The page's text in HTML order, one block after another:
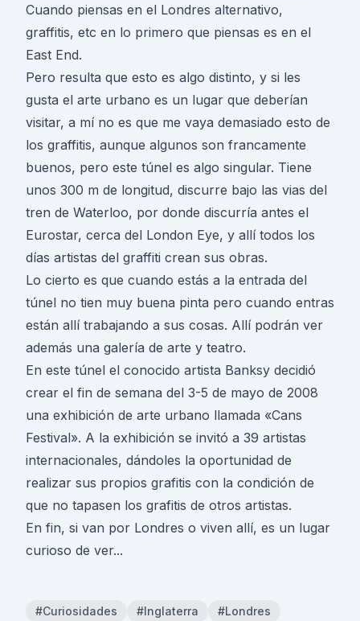
Cuando piensas en el Londres alternativo,
graffitis, etc en lo primero que piensas es en el
East End.
Pero resulta que esto es algo distinto, y si les
gusta el arte urbano es un lugar que deberían
visitar, a mí no es que me vaya demasiado esto de
los graffitis, aunque algunos son francamente
buenos, pero este túnel es algo singular. Tiene
unos 300 m de longitud, discurre bajo las vias del
tren de Waterloo, por donde discurría antes el
Eurostar, cerca del London Eye, y allí todos los
días artistas del graffiti crean sus obras.
Lo cierto es que cuando estás a la entrada del
túnel no tien muy buena pinta pero cuando entras
están allí trabajando a sus cosas. Allí podrán ver
además una galería de arte y teatro.
En este túnel el conocido artista Banksy decidió
crear el fin de semana del 3-5 de mayo de 2008
una exhibición de arte urbano llamada «Cans
Festival». A la exhibición se invitó a 39 artistas
internacionales, dándoles la oportunidad de
realizar sus propios grafitis con la condición de
que no tapasen los grafitis de otros artistas.
En fin, si van por Londres o viven allí, es un lugar
curioso de ver...
#Curiosidades #Inglaterra
#Londres